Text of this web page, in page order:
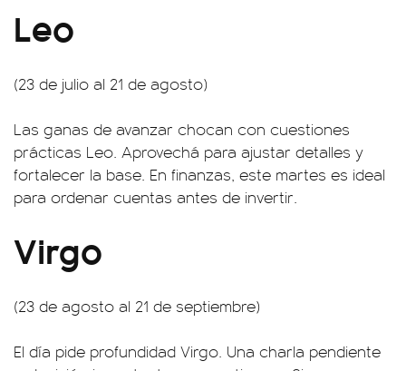
Leo
(23 de julio al 21 de agosto)
Las ganas de avanzar chocan con cuestiones
prácticas Leo. Aprovechá para ajustar detalles y
fortalecer la base. En finanzas, este martes es ideal
para ordenar cuentas antes de invertir.
Virgo
(23 de agosto al 21 de septiembre)
El día pide profundidad Virgo. Una charla pendiente